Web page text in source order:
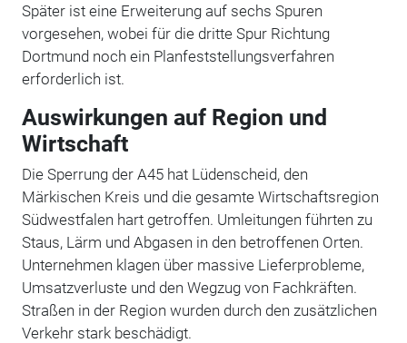
Später ist eine Erweiterung auf sechs Spuren
vorgesehen, wobei für die dritte Spur Richtung
Dortmund noch ein Planfeststellungsverfahren
erforderlich ist.
Auswirkungen auf Region und
Wirtschaft
Die Sperrung der A45 hat Lüdenscheid, den
Märkischen Kreis und die gesamte Wirtschaftsregion
Südwestfalen hart getroffen. Umleitungen führten zu
Staus, Lärm und Abgasen in den betroffenen Orten.
Unternehmen klagen über massive Lieferprobleme,
Umsatzverluste und den Wegzug von Fachkräften.
Straßen in der Region wurden durch den zusätzlichen
Verkehr stark beschädigt.